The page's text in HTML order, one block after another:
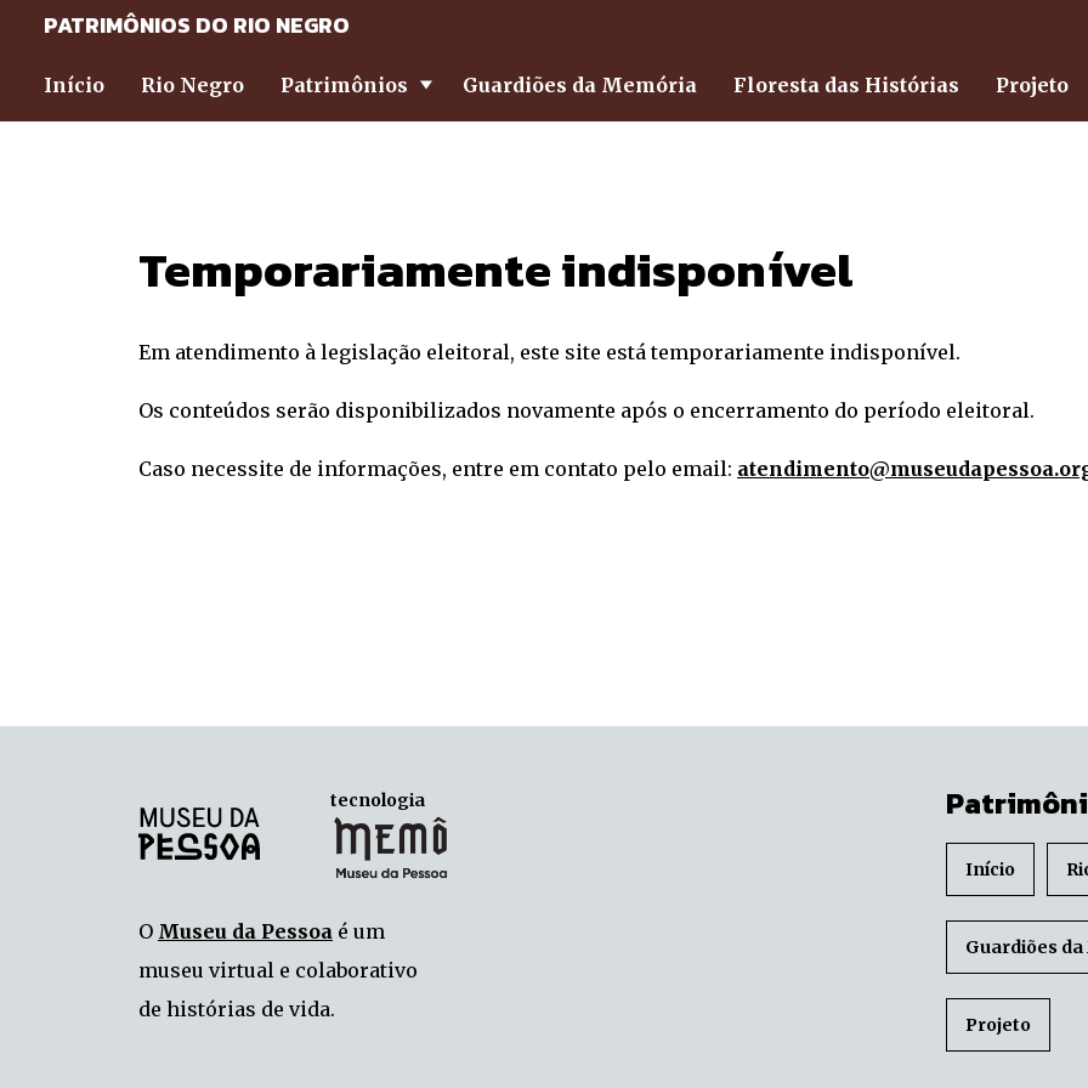
PATRIMÔNIOS DO RIO NEGRO
Início Rio Negro Patrimônios Guardiões da Memória Floresta das Histórias Projeto
Temporariamente indisponível
Em atendimento à legislação eleitoral, este site está temporariamente indisponível.
Os conteúdos serão disponibilizados novamente após o encerramento do período eleitoral.
Caso necessite de informações, entre em contato pelo email:
tecnologia
O Museu da Pessoa é um
museu virtual e colaborativo
de histórias de vida.
Início
Guardiões
Projeto